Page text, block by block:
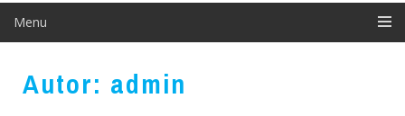
Menu
Autor: admin